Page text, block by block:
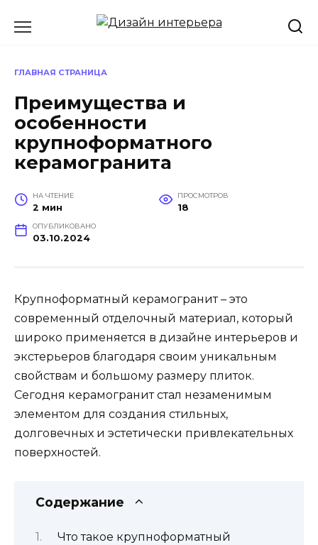
ГЛАВНАЯ СТРАНИЦА
Преимущества и
особенности
крупноформатного
керамогранита
НА ЧТЕНИЕ
2 мин
ПРОСМОТРОВ
18
ОПУБЛИКОВАНО
03.10.2024
Крупноформатный керамогранит – это
современный отделочный материал, который
широко применяется в дизайне интерьеров и
экстерьеров благодаря своим уникальным
свойствам и большому размеру плиток.
Сегодня керамогранит стал незаменимым
элементом для создания стильных,
долговечных и эстетически привлекательных
поверхностей.
Содержание
Что такое крупноформатный